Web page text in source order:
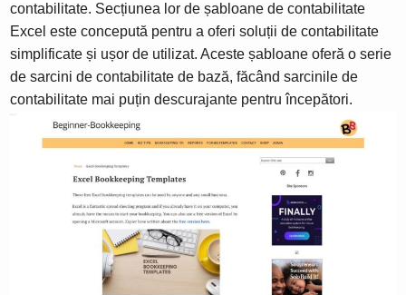
contabilitate. Secțiunea lor de șabloane de contabilitate
Excel este concepută pentru a oferi soluții de contabilitate
simplificate și ușor de utilizat. Aceste șabloane oferă o serie
de sarcini de contabilitate de bază, făcând sarcinile de
contabilitate mai puțin descurajante pentru începători.